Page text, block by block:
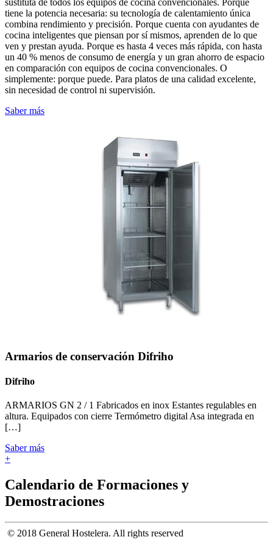
sustituta de todos los equipos de cocina convencionales. Porque
tiene la potencia necesaria: su tecnología de calentamiento única
combina rendimiento y precisión. Porque cuenta con ayudantes de
cocina inteligentes que piensan por sí mismos, aprenden de lo que
ven y prestan ayuda. Porque es hasta 4 veces más rápida, con hasta
un 40 % menos de consumo de energía y un gran ahorro de espacio
en comparación con equipos de cocina convencionales. O
simplemente: porque puede. Para platos de una calidad excelente,
sin necesidad de control ni supervisión.
Saber más
Armarios de conservación Difriho
Difriho
ARMARIOS GN 2 / 1 Fabricados en inox Estantes regulables en
altura. Equipados con cierre Termómetro digital Asa integrada en
[…]
Saber más
+
Calendario de Formaciones y
Demostraciones
© 2018 General Hostelera. All rights reserved